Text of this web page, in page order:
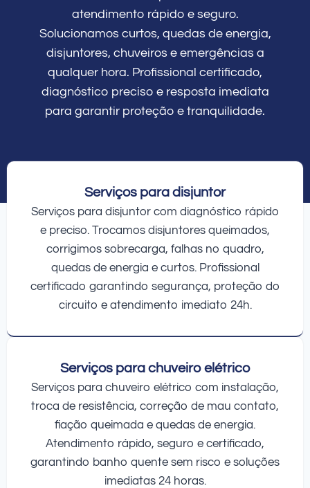
atendimento rápido e seguro.
Solucionamos curtos, quedas de energia,
disjuntores, chuveiros e emergências a
qualquer hora. Profissional certificado,
diagnóstico preciso e resposta imediata
para garantir proteção e tranquilidade.
Serviços para disjuntor
Serviços para disjuntor com diagnóstico rápido
e preciso. Trocamos disjuntores queimados,
corrigimos sobrecarga, falhas no quadro,
quedas de energia e curtos. Profissional
certificado garantindo segurança, proteção do
circuito e atendimento imediato 24h.
Serviços para chuveiro elétrico
Serviços para chuveiro elétrico com instalação,
troca de resistência, correção de mau contato,
fiação queimada e quedas de energia.
Atendimento rápido, seguro e certificado,
garantindo banho quente sem risco e soluções
imediatas 24 horas.